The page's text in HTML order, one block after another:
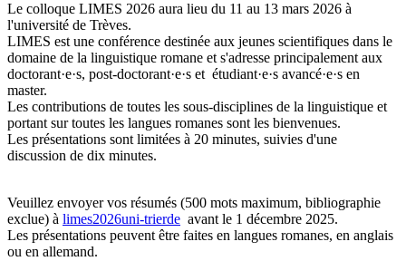
Le colloque LIMES 2026 aura lieu du 11 au 13 mars 2026 à
l'université de Trèves.
LIMES est une conférence destinée aux jeunes scientifiques dans le
domaine de la linguistique romane et s'adresse principalement aux
doctorant·e·s, post-doctorant·e·s et étudiant·e·s avancé·e·s en
master.
Les contributions de toutes les sous-disciplines de la linguistique et
portant sur toutes les langues romanes sont les bienvenues.
Les présentations sont limitées à 20 minutes, suivies d'une
discussion de dix minutes.
Veuillez envoyer vos résumés (500 mots maximum, bibliographie
exclue) à limes2026uni-trierde avant le 1 décembre 2025.
Les présentations peuvent être faites en langues romanes, en anglais
ou en allemand.